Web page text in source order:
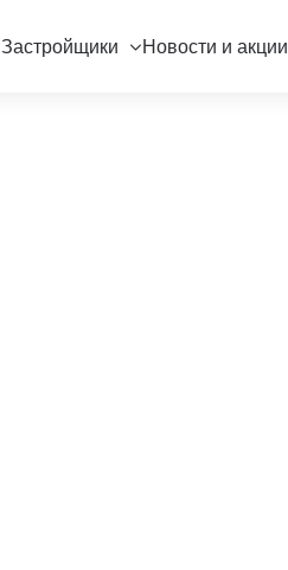
Застройщики Новости и акции